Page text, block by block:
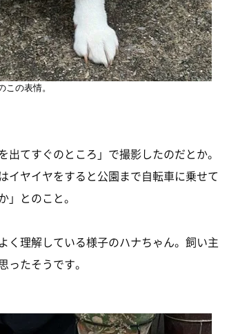
この表情。
てすぐのところ」で撮影したのだとか。
イヤイヤをすると公園まで自転車に乗せて
とのこと。
く理解している様子のハナちゃん。飼い主
ったそうです。